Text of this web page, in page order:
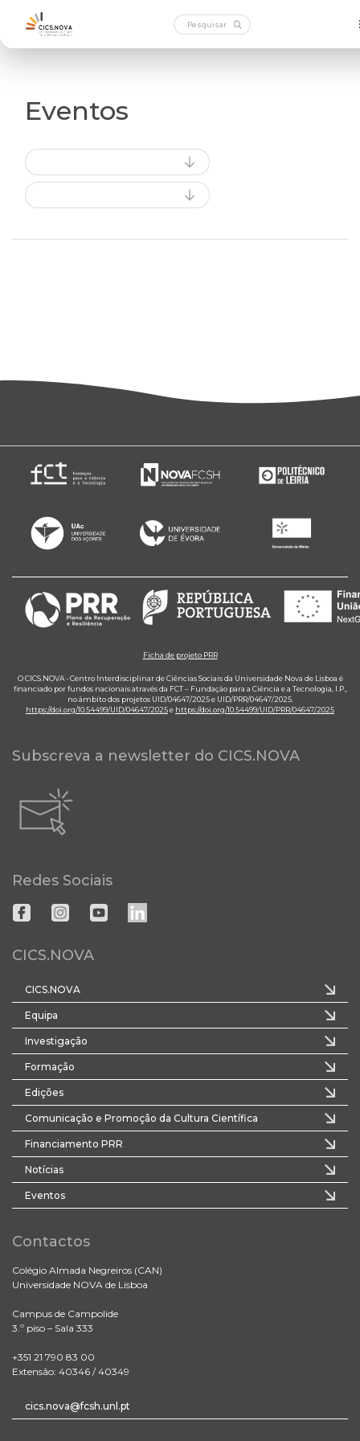
Eventos
Ficha de projeto PRR
O CICS.NOVA - Centro Interdisciplinar de Ciências Sociais da Universidade Nova de Lisboa é
financiado por fundos nacionais através da FCT – Fundação para a Ciência e a Tecnologia, I.P.,
no âmbito dos projetos UID/04647/2025 e UID/PRR/04647/2025.
https://doi.org/10.54499/UID/04647/2025e https://doi.org/10.54499/UID/PRR/04647/2025
Subscreva a newsletter do CICS.NOVA
Redes Sociais
CICS.NOVA
CICS.NOVA
Equipa
Investigação
Formação
Edições
Comunicação e Promoção da Cultura Científica
Financiamento PRR
Notícias
Eventos
Contactos
Colégio Almada Negreiros (CAN)
Universidade NOVA de Lisboa
Campus de Campolide
3.º piso – Sala 333
+351 21 790 83 00
Extensão: 40346 / 40349
cics.nova@fcsh.unl.pt